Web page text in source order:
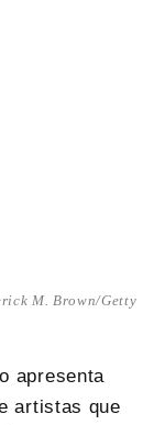
M. Brown/Getty
apresenta
artistas que